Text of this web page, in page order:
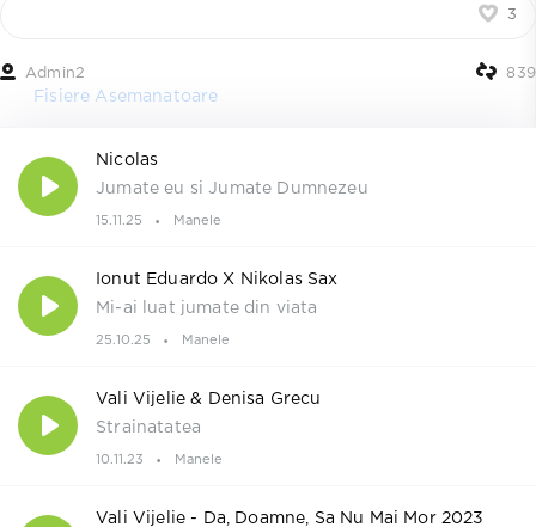
3
Admin2 839
Fisiere Asemanatoare
Nicolas
Jumate eu si Jumate Dumnezeu
15.11.25 Manele
Ionut Eduardo X Nikolas Sax
Mi-ai luat jumate din viata
25.10.25 Manele
Vali Vijelie & Denisa Grecu
Strainatatea
10.11.23 Manele
Vali Vijelie - Da, Doamne, Sa Nu Mai Mor 2023